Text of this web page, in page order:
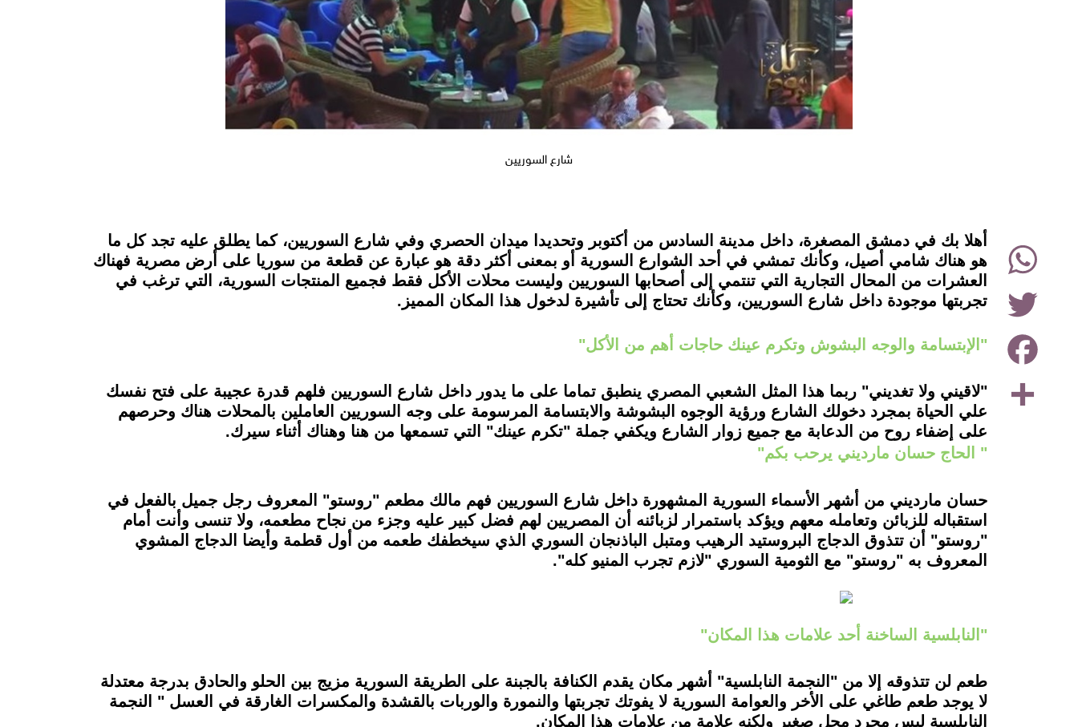
شارع السوريين
Share
Facebook
Twitter
WhatsAppأهلا بك في دمشق المصغرة، داخل مدينة السادس من أكتوبر وتحديدا ميدان الحصري وفي شارع السوريين، كما يطلق عليه تجد كل ما
هو هناك شامي أصيل، وكأنك تمشي في أحد الشوارع السورية أو بمعنى أكثر دقة هو عبارة عن قطعة من سوريا على أرض مصرية فهناك
العشرات من المحال التجارية التي تنتمي إلى أصحابها السوريين وليست محلات الأكل فقط فجميع المنتجات السورية، التي ترغب في
تجربتها موجودة داخل شارع السوريين، وكأنك تحتاج إلى تأشيرة لدخول هذا المكان المميز.
"الإبتسامة والوجه البشوش وتكرم عينك حاجات أهم من الأكل"
"لاقيني ولا تغديني" ربما هذا المثل الشعبي المصري ينطبق تماما على ما يدور داخل شارع السوريين فلهم قدرة عجيبة على فتح نفسك
علي الحياة بمجرد دخولك الشارع ورؤية الوجوه البشوشة والابتسامة المرسومة على وجه السوريين العاملين بالمحلات هناك وحرصهم
على إضفاء روح من الدعابة مع جميع زوار الشارع ويكفي جملة "تكرم عينك" التي تسمعها من هنا وهناك أثناء سيرك.
" الحاج حسان مارديني يرحب بكم"
حسان مارديني من أشهر الأسماء السورية المشهورة داخل شارع السوريين فهم مالك مطعم "روستو" المعروف رجل جميل بالفعل في
استقباله للزبائن وتعامله معهم ويؤكد باستمرار لزبائنه أن المصريين لهم فضل كبير عليه وجزء من نجاح مطعمه، ولا تنسى وأنت أمام
"روستو" أن تتذوق الدجاج البروستيد الرهيب ومتبل الباذنجان السوري الذي سيخطفك طعمه من أول قطمة وأيضا الدجاج المشوي
المعروف به "روستو" مع الثومية السوري "لازم تجرب المنيو كله".
"النابلسية الساخنة أحد علامات هذا المكان"
طعم لن تتذوقه إلا من "النجمة النابلسية" أشهر مكان يقدم الكنافة بالجبنة على الطريقة السورية مزيج بين الحلو والحادق بدرجة معتدلة
لا يوجد طعم طاغي على الأخر والعوامة السورية لا يفوتك تجربتها والنمورة والوربات بالقشدة والمكسرات الغارقة في العسل " النجمة
النابلسية ليس مجرد محل صغير ولكنه علامة من علامات هذا المكان.